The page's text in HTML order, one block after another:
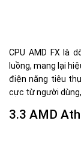
CPU AMD FX là
luồng, mang lại
điện năng tiêu
cực từ người
3.3 AMD